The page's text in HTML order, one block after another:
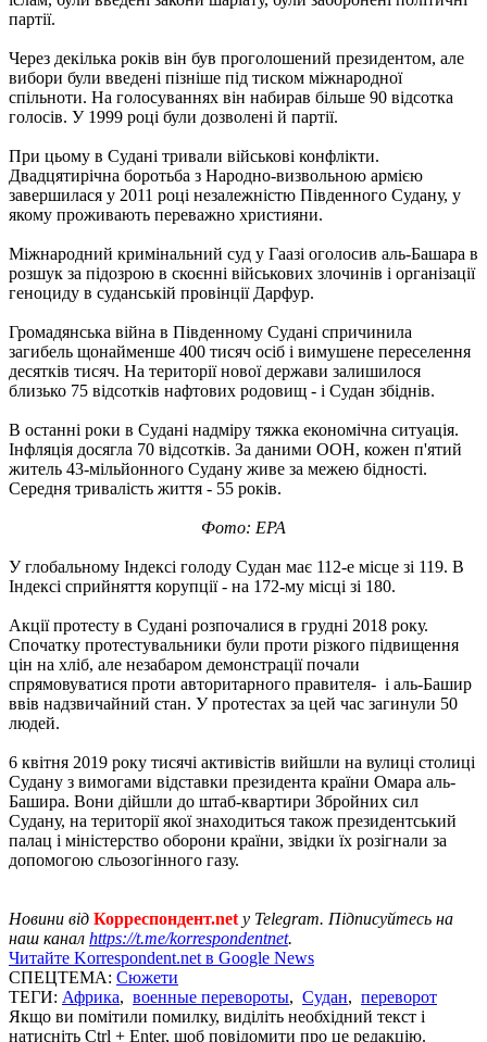
партії.
Через декілька років він був проголошений президентом, але
вибори були введені пізніше під тиском міжнародної
спільноти. На голосуваннях він набирав більше 90 відсотка
голосів. У 1999 році були дозволені й партії.
При цьому в Судані тривали військові конфлікти.
Двадцятирічна боротьба з Народно-визвольною армією
завершилася у 2011 році незалежністю Південного Судану, у
якому проживають переважно християни.
Міжнародний кримінальний суд у Гаазі оголосив аль-Башара в
розшук за підозрою в скоєнні військових злочинів і організації
геноциду в суданській провінції Дарфур.
Громадянська війна в Південному Судані спричинила
загибель щонайменше 400 тисяч осіб і вимушене переселення
десятків тисяч. На території нової держави залишилося
близько 75 відсотків нафтових родовищ - і Судан збіднів.
В останні роки в Судані надміру тяжка економічна ситуація.
Інфляція досягла 70 відсотків. За даними ООН, кожен п'ятий
житель 43-мільйонного Судану живе за межею бідності.
Середня тривалість життя - 55 років.
Фото: EPA
У глобальному Індексі голоду Судан має 112-е місце зі 119. В
Індексі сприйняття корупції - на 172-му місці зі 180.
Акції протесту в Судані розпочалися в грудні 2018 року.
Спочатку протестувальники були проти різкого підвищення
цін на хліб, але незабаром демонстрації почали
спрямовуватися проти авторитарного правителя- і аль-Башир
ввів надзвичайний стан. У протестах за цей час загинули 50
людей.
6 квітня 2019 року тисячі активістів вийшли на вулиці столиці
Судану з вимогами відставки президента країни Омара аль-
Башира. Вони дійшли до штаб-квартири Збройних сил
Судану, на території якої знаходиться також президентський
палац і міністерство оборони країни, звідки їх розігнали за
допомогою сльозогінного газу.
Новини від Корреспондент.net у Telegram. Підписуйтесь на
наш канал https://t.me/korrespondentnet.
Читайте Korrespondent.net в Google News
СПЕЦТЕМА: Сюжети
ТЕГИ: Африка, военные перевороты, Судан, переворот
Якщо ви помітили помилку, виділіть необхідний текст і
натисніть Ctrl + Enter, щоб повідомити про це редакцію.